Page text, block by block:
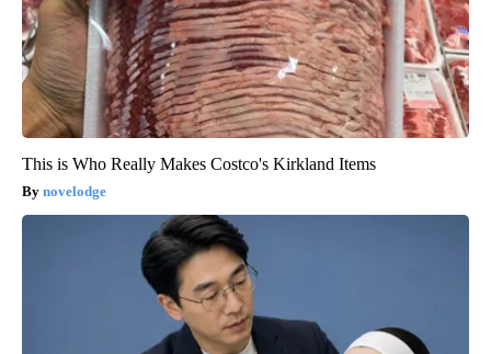
This is Who Really Makes Costco's Kirkland Items
novelodge